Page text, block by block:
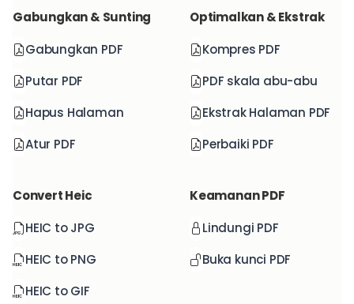
Gabungkan & Sunting
Gabungkan PDF
Putar PDF
Hapus Halaman
Atur PDF
Optimalkan & Ekstrak
Kompres PDF
PDF skala abu-abu
Ekstrak Halaman PDF
Perbaiki PDF
Convert Heic
HEIC to JPG
HEIC to PNG
HEIC to GIF
Keamanan PDF
Lindungi PDF
Buka kunci PDF